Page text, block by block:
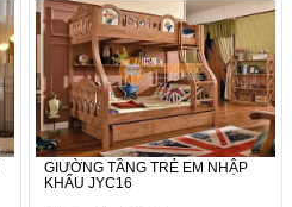
GIƯỜNG TẦNG TRẺ EM NHẬP
KHẨU JYC16